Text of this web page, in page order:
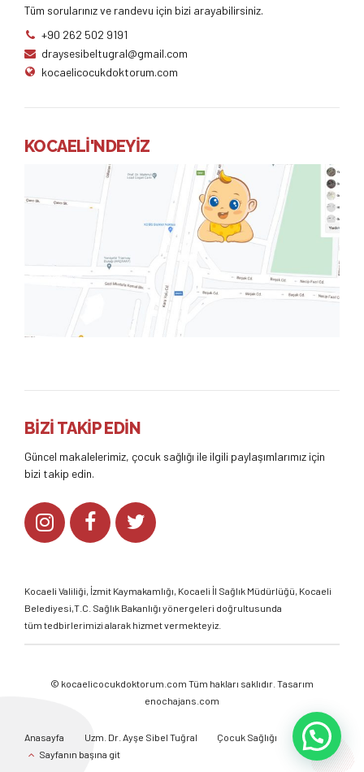
Tüm sorularınız ve randevu için bizi arayabilirsiniz.
+90 262 502 9191
draysesibeltugral@gmail.com
kocaelicocukdoktorum.com
KOCAELİ'NDEYİZ
BİZİ TAKİP EDİN
Güncel makalelerimiz, çocuk sağlığı ile ilgili paylaşımlarımız için
bizi takip edin.
Kocaeli Valiliği, İzmit Kaymakamlığı, Kocaeli İl Sağlık Müdürlüğü, Kocaeli
Belediyesi,T.C. Sağlık Bakanlığı yönergeleri doğrultusunda
tüm tedbirlerimizi alarak hizmet vermekteyiz.
© kocaelicocukdoktorum.com Tüm hakları saklıdır. Tasarım
enochajans.com
Anasayfa Uzm. Dr. Ayşe Sibel Tuğral Çocuk Sağlığı
Galeri
Sayfanın başına git